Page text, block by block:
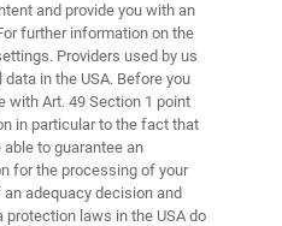
Bejelentkezés
Sütibeállítások
and provide you with an
further information on the
Providers used by us
in the USA. Before you
with Art. 49 Section 1 point
in particular to the fact that
able to guarantee an
for the processing of your
adequacy decision and
laws in the USA do